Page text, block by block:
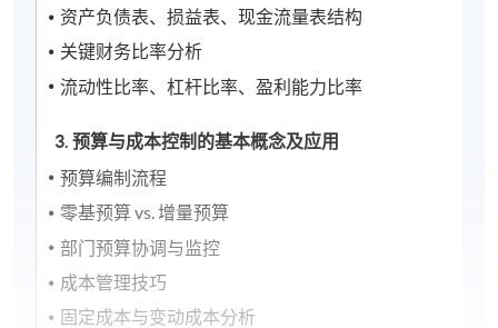
资产负债表、损益表、现金流量表结构
关键财务比率分析
流动性比率、杠杆比率、盈利能力比率
3. 预算与成本控制的基本概念及应用
预算编制流程
零基预算 vs. 增量预算
部门预算协调与监控
成本管理技巧
固定成本与变动成本分析